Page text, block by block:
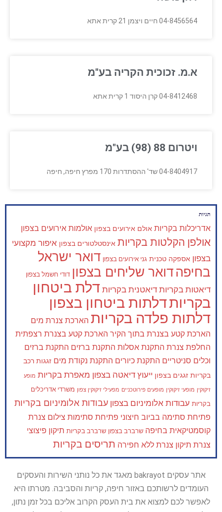
04-8456564 חיים ויצמן 21 קרית אתא
א.מ. זכוכית הקריה בע"מ
04-8412468 קרן היסוד 1 קרית אתא
ויטרום 88 (98) בע"מ
04-8404917 שד' ההסתדרות 170 מפרץ חיפה, חיפה
תגיות
אדריכלות בקריות אולם אירועים בצפון אולמות אירועים בצפון
אולפן הקלטות בקריות אינסטלטורים בצפון איפור מקצועי
בצפון אספקה טכנית גני אירועים בצפון דואר ישראל
בחיפה דואר שליחים בצפון דודי חשמל בצפון
דיאטות בקריות דיאטנית בקריות דלת ביטחון
בקריותדלתות ביטחון בצפון
דלתות פלדה בקריות הארכת צנרת מים
הארכת קטע בצנרת בתוך הקיר הארכת קטע בצנרת רצפתית
החלפת צנרת התקנת אסלות התקנת ברזים התקנת ברזים
וכלים סניטריים התקנת כיורים התקנת נקודת מים זגגות רכב
בקריות זגגים בצפון ייעוץ דיאטה בצפון מאפרת בקריות מופע
זיקוקין מופעי זיקוקין מופעים פירוטכניים מפעילי זיקוקין צפון משרדי אדריכלים
בקריות עבודות אלומיניום בצפון עבודות אלומיניום בקריות
פתיחת סתימה בביוב חיצוני פתיחת סתימות צילום צנרת
קוסמטיקאית בחיפה שרברב בצפון שרברב בקריות תיקון פיצוצי
צנרת תיקון צנרת ללא חפירה תריסים בקריות
אתר עסקים bakrayot מאגד את כל נותני השירות והעסקים
העומדים לרשותכם באזור חיפה, קריות והסביבה. מטרתו היא
לאפשר לכם למצוא את בית העסק הקרוב אליכם בכל זמן נתון,